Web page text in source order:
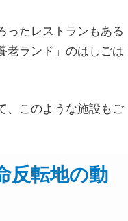
ったレストランもある
老ランド」のはしごは
、このような施設もご
反転地の動